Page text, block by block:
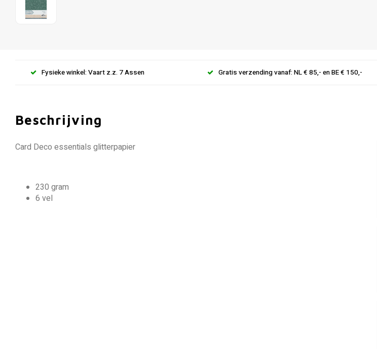
Fysieke winkel: Vaart z.z. 7 Assen Gratis verzending vanaf: NL € 85,- en BE € 150,-
Beschrijving
Card Deco essentials glitterpapier
230 gram
6 vel